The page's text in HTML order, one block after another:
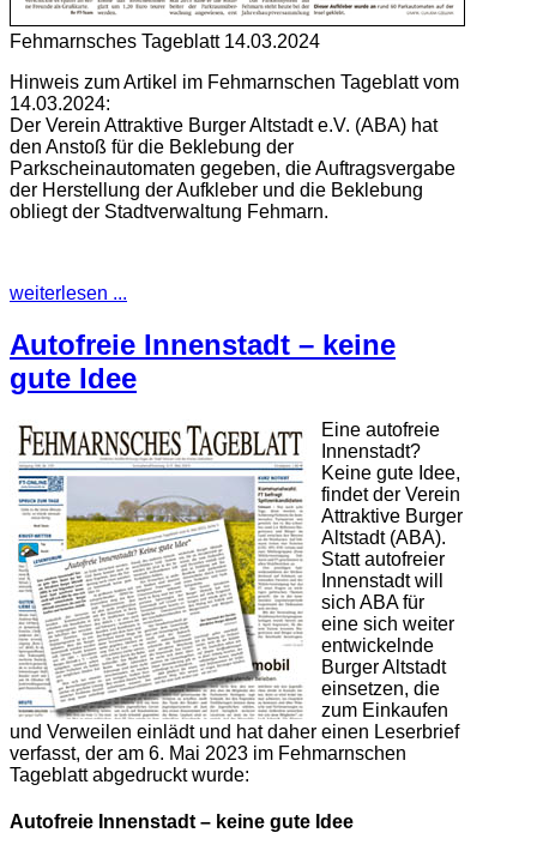
Fehmarnsches Tageblatt 14.03.2024
Hinweis zum Artikel im Fehmarnschen Tageblatt vom
14.03.2024:
Der Verein Attraktive Burger Altstadt e.V. (ABA) hat
den Anstoß für die Beklebung der
Parkscheinautomaten gegeben, die Auftragsvergabe
der Herstellung der Aufkleber und die Beklebung
obliegt der Stadtverwaltung Fehmarn.
weiterlesen ...
Autofreie Innenstadt – keine
gute Idee
Eine autofreie
Innenstadt?
Keine gute Idee,
findet der Verein
Attraktive Burger
Altstadt (ABA).
Statt autofreier
Innenstadt will
sich ABA für
eine sich weiter
entwickelnde
Burger Altstadt
einsetzen, die
zum Einkaufen
und Verweilen einlädt und hat daher einen Leserbrief
verfasst, der am 6. Mai 2023 im Fehmarnschen
Tageblatt abgedruckt wurde:
Autofreie Innenstadt – keine gute Idee